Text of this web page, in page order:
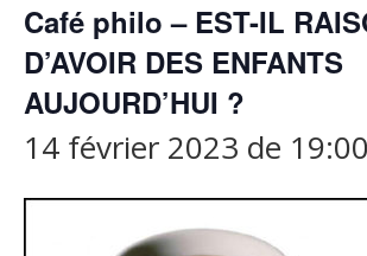
Café philo – EST-IL
D’AVOIR DES ENFANTS
AUJOURD’HUI ?
14 février 2023 de 19:00